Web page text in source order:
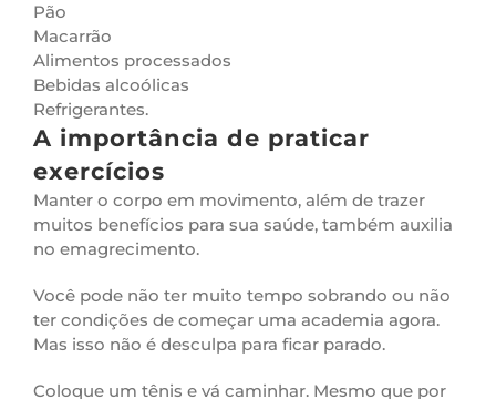
Pão
Macarrão
Alimentos processados
Bebidas alcoólicas
Refrigerantes.
A importância de praticar
exercícios
Manter o corpo em movimento, além de trazer
muitos benefícios para sua saúde, também auxilia
no emagrecimento.
Você pode não ter muito tempo sobrando ou não
ter condições de começar uma academia agora.
Mas isso não é desculpa para ficar parado.
Coloque um tênis e vá caminhar. Mesmo que por